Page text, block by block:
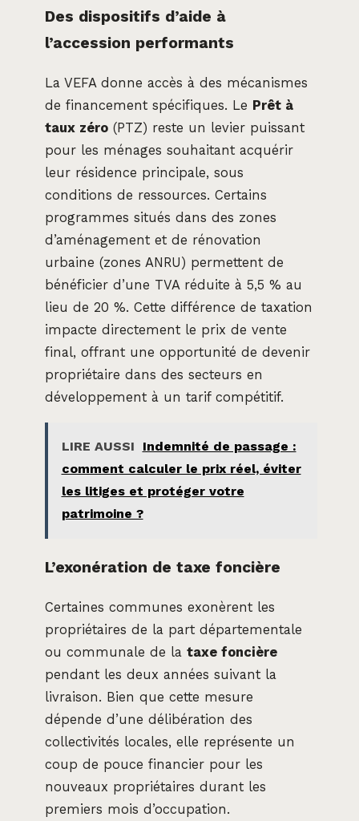
Des dispositifs d’aide à
l’accession performants
La VEFA donne accès à des mécanismes
de financement spécifiques. Le Prêt à
taux zéro (PTZ) reste un levier puissant
pour les ménages souhaitant acquérir
leur résidence principale, sous
conditions de ressources. Certains
programmes situés dans des zones
d’aménagement et de rénovation
urbaine (zones ANRU) permettent de
bénéficier d’une TVA réduite à 5,5 % au
lieu de 20 %. Cette différence de taxation
impacte directement le prix de vente
final, offrant une opportunité de devenir
propriétaire dans des secteurs en
développement à un tarif compétitif.
LIRE AUSSI
Indemnité de passage :
comment calculer le prix réel, éviter
les litiges et protéger votre
patrimoine ?
L’exonération de taxe foncière
Certaines communes exonèrent les
propriétaires de la part départementale
ou communale de la taxe foncière
pendant les deux années suivant la
livraison. Bien que cette mesure
dépende d’une délibération des
collectivités locales, elle représente un
coup de pouce financier pour les
nouveaux propriétaires durant les
premiers mois d’occupation.